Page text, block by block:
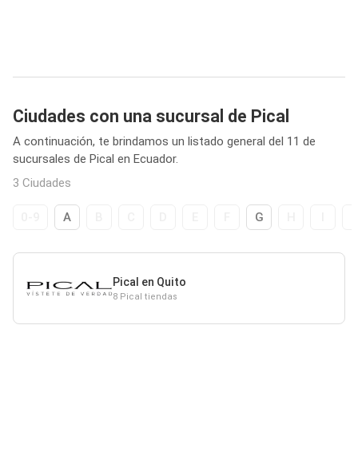
Ciudades con una sucursal de Pical
A continuación, te brindamos un listado general del 11 de
sucursales de Pical en Ecuador.
3 Ciudades
A G
Pical en Quito
8 Pical tiendas